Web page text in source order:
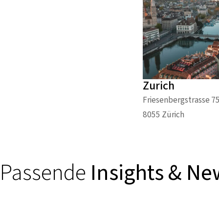
Zurich
Friesenbergstrasse
8055 Zürich
Passende Insights &